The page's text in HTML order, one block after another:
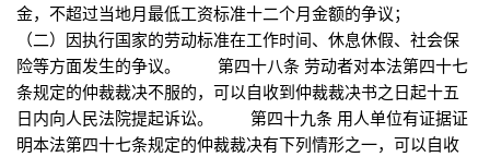
金，不超过当地月最低工资标准十二个月金额的争议；
（二）因执行国家的劳动标准在工作时间、休息休假、社会保
险等方面发生的争议。 第四十八条 劳动者对本法第四十七
条规定的仲裁裁决不服的，可以自收到仲裁裁决书之日起十五
日内向人民法院提起诉讼。 第四十九条 用人单位有证据证
明本法第四十七条规定的仲裁裁决有下列情形之一，可以自收